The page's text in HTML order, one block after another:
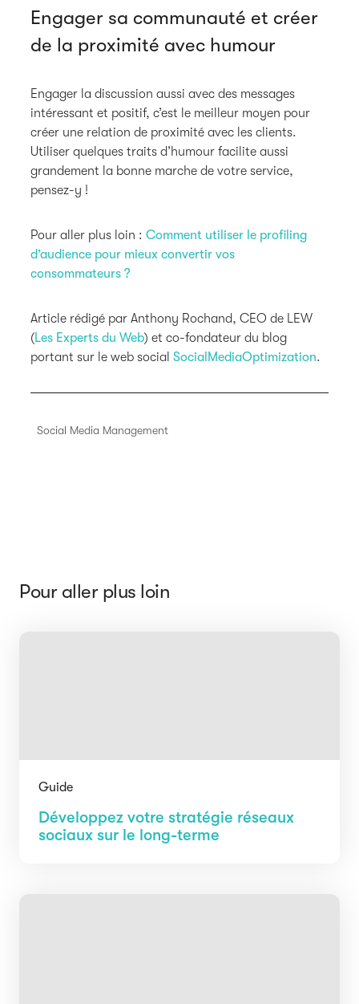
Engager sa communauté et créer
de la proximité avec humour
Engager la discussion aussi avec des messages
intéressant et positif, c’est le meilleur moyen pour
créer une relation de proximité avec les clients.
Utiliser quelques traits d’humour facilite aussi
grandement la bonne marche de votre service,
pensez-y !
Pour aller plus loin :Comment utiliser le profiling
d’audience pour mieux convertir vos
consommateurs ?
Article rédigé par Anthony Rochand, CEO de LEW
(Les Experts du Web) et co-fondateur du blog
portant sur le web socialSocialMediaOptimization.
Social Media Management
Pour aller plus loin
Guide
Développez votre stratégie réseaux
sociaux sur le long-terme